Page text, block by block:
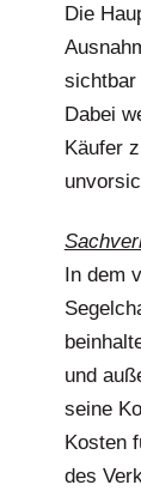
Die
sichtbar
Dabei
Käufer
In dem
und
seine
Kosten
des